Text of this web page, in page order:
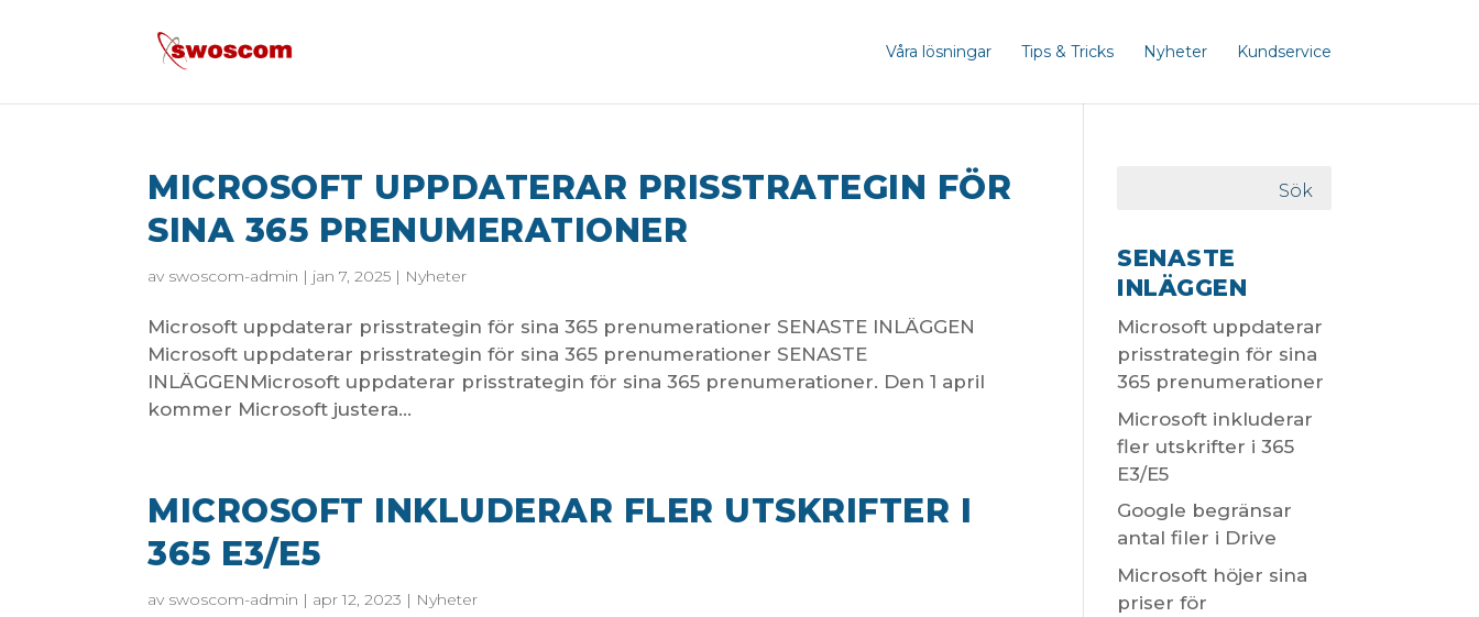
Våra lösningar Tips & Tricks Nyheter Kundservice
MICROSOFT UPPDATERAR PRISSTRATEGIN FÖR
SINA 365 PRENUMERATIONER
av swoscom-admin | jan 7, 2025 | Nyheter
Microsoft uppdaterar prisstrategin för sina 365 prenumerationer SENASTE INLÄGGEN
Microsoft uppdaterar prisstrategin för sina 365 prenumerationer SENASTE
INLÄGGENMicrosoft uppdaterar prisstrategin för sina 365 prenumerationer. Den 1 april
kommer Microsoft justera...
MICROSOFT INKLUDERAR FLER UTSKRIFTER I
365 E3/E5
av swoscom-admin | apr 12, 2023 | Nyheter
SENASTE
INLÄGGEN
Microsoft uppdaterar
prisstrategin för sina
365 prenumerationer
Microsoft inkluderar
fler utskrifter i 365
E3/E5
Google begränsar
antal filer i Drive
Microsoft höjer sina
priser för